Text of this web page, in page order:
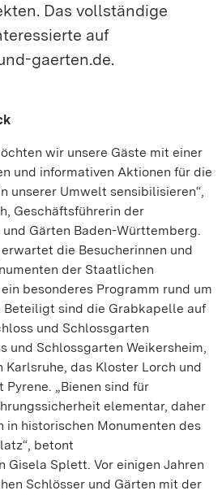
Das vollständige
auf
gaerten.de.
wir unsere Gäste mit einer
und informativen Aktionen für die
unserer Umwelt sensibilisieren“,
Geschäftsführerin der
Gärten Baden-Württemberg.
die Besucherinnen und
der Staatlichen
besonderes Programm rund um
sind die Grabkapelle auf
und Schlossgarten
und Schlossgarten Weikersheim,
Karlsruhe, das Kloster Lorch und
„Bienen sind für
elementar, daher
in historischen Monumenten des
betont
Gisela Splett. Vor einigen Jahren
Schlösser und Gärten mit der